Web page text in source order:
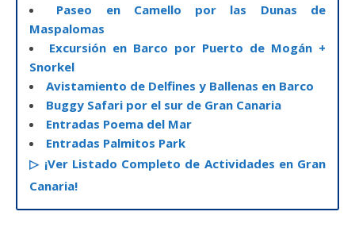
Paseo en Camello por las Dunas de
Maspalomas
Excursión en Barco por Puerto de Mogán +
Snorkel
Avistamiento de Delfines y Ballenas en Barco
Buggy Safari por el sur de Gran Canaria
Entradas Poema del Mar
Entradas Palmitos Park
▷ ¡Ver Listado Completo de Actividades en Gran
Canaria!